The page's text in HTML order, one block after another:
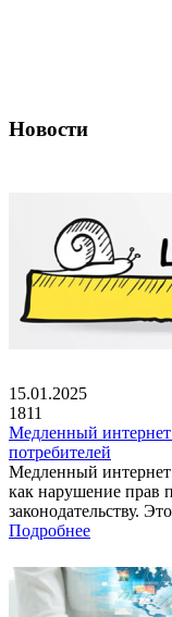
Новости
15.01.2025
1811
Медленный интернет
потребителей
Медленный интернет
как нарушение прав
законодательству.
Подробнее